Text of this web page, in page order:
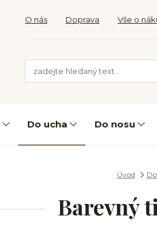
O nás Doprava Vše o
Do ucha Do nosu
Úvod
Barevný